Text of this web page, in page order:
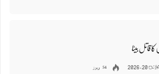
قاتل بیٹا
جولائ 20, 2026 54 ویوز